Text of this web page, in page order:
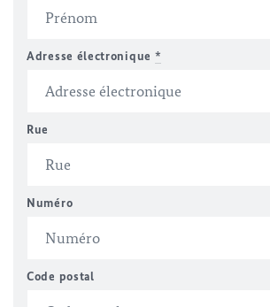
Adresse électronique *
Rue
Numéro
Code postal